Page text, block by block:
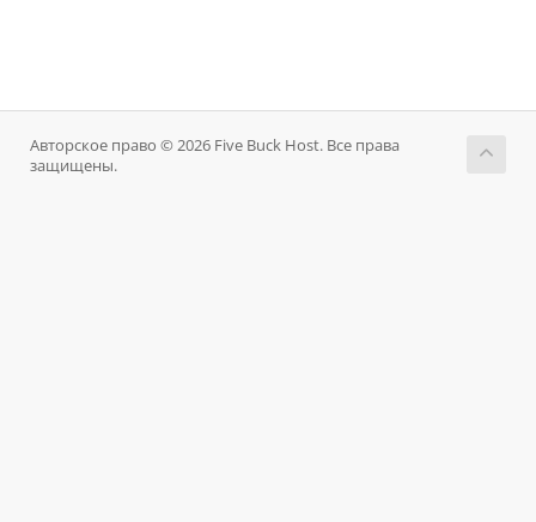
Авторское право © 2026 Five Buck Host. Все права
защищены.